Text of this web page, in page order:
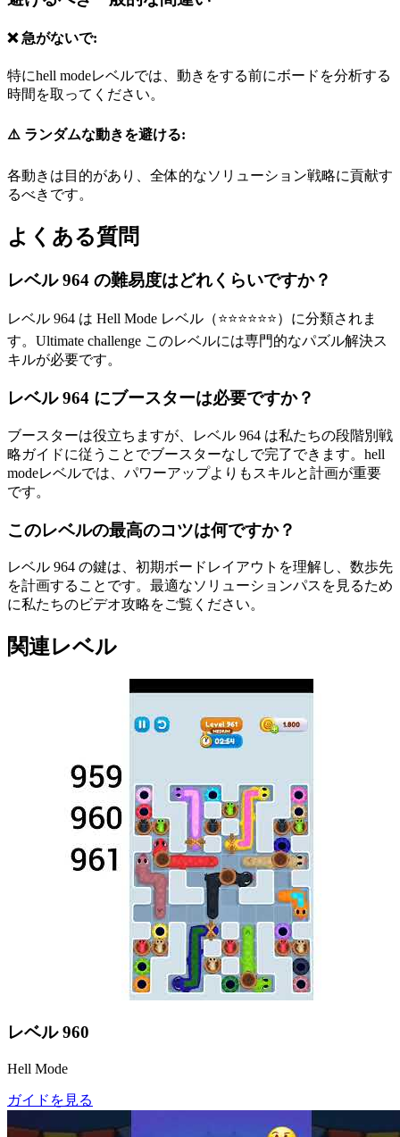
❌ 急がないで:
特にhell modeレベルでは、動きをする前にボードを分析する
時間を取ってください。
⚠️ ランダムな動きを避ける:
各動きは目的があり、全体的なソリューション戦略に貢献す
るべきです。
よくある質問
レベル 964 の難易度はどれくらいですか？
レベル 964 は Hell Mode レベル（⭐⭐⭐⭐⭐⭐）に分類されま
す。Ultimate challenge このレベルには専門的なパズル解決ス
キルが必要です。
レベル 964 にブースターは必要ですか？
ブースターは役立ちますが、レベル 964 は私たちの段階別戦
略ガイドに従うことでブースターなしで完了できます。hell
modeレベルでは、パワーアップよりもスキルと計画が重要
です。
このレベルの最高のコツは何ですか？
レベル 964 の鍵は、初期ボードレイアウトを理解し、数歩先
を計画することです。最適なソリューションパスを見るため
に私たちのビデオ攻略をご覧ください。
関連レベル
レベル 960
Hell Mode
ガイドを見る